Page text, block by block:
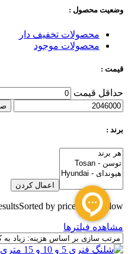
وضعیت محصول :
محصولات تخفیف دار
محصولات موجود
قیمت :
حداقل قیمت
برند :
اعمال کردن
Sorted by price: high to low
مشاهده فیلترها